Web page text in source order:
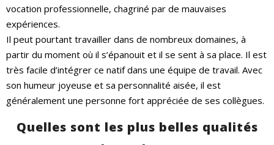
vocation professionnelle, chagriné par de mauvaises
expériences.
Il peut pourtant travailler dans de nombreux domaines, à
partir du moment où il s’épanouit et il se sent à sa place. Il est
très facile d’intégrer ce natif dans une équipe de travail. Avec
son humeur joyeuse et sa personnalité aisée, il est
généralement une personne fort appréciée de ses collègues.
Quelles sont les plus belles qualités